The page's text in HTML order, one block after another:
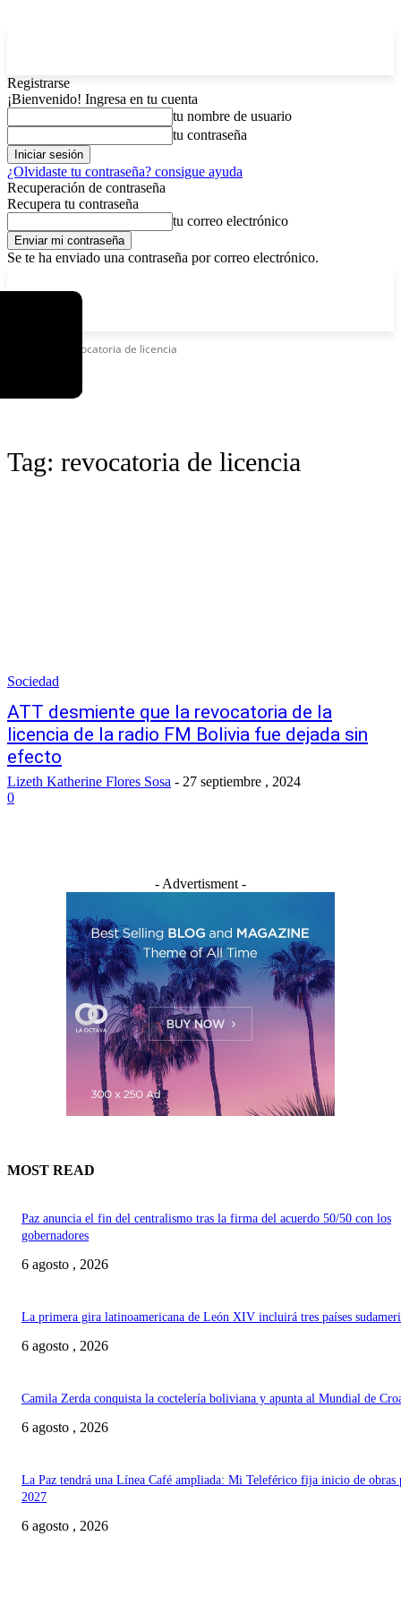
Registrarse
¡Bienvenido! Ingresa en tu cuenta
tu nombre de usuario
tu contraseña
¿Olvidaste tu contraseña? consigue ayuda
Recuperación de contraseña
Recupera tu contraseña
tu correo electrónico
Se te ha enviado una contraseña por correo electrónico.
Revocatoria de licencia
Tag: revocatoria de licencia
Sociedad
ATT desmiente que la revocatoria de la
licencia de la radio FM Bolivia fue dejada sin
efecto
Lizeth Katherine Flores Sosa - 27 septiembre , 2024
0
- Advertisment -
MOST READ
Paz anuncia el fin del centralismo tras la firma del acuerdo 50/50 con los
gobernadores
6 agosto , 2026
La primera gira latinoamericana de León XIV incluirá tres países
6 agosto , 2026
Camila Zerda conquista la coctelería boliviana y apunta al Mundial de
6 agosto , 2026
La Paz tendrá una Línea Café ampliada: Mi Teleférico fija inicio de obras
2027
6 agosto , 2026